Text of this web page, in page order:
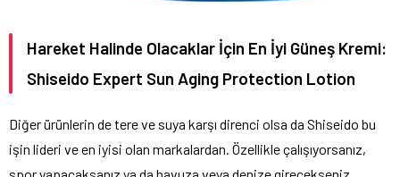
Hareket Halinde Olacaklar İçin En İyi Güneş Kremi:
Shiseido Expert Sun Aging Protection Lotion
Diğer ürünlerin de tere ve suya karşı direnci olsa da Shiseido bu
işin lideri ve en iyisi olan markalardan. Özellikle çalışıyorsanız,